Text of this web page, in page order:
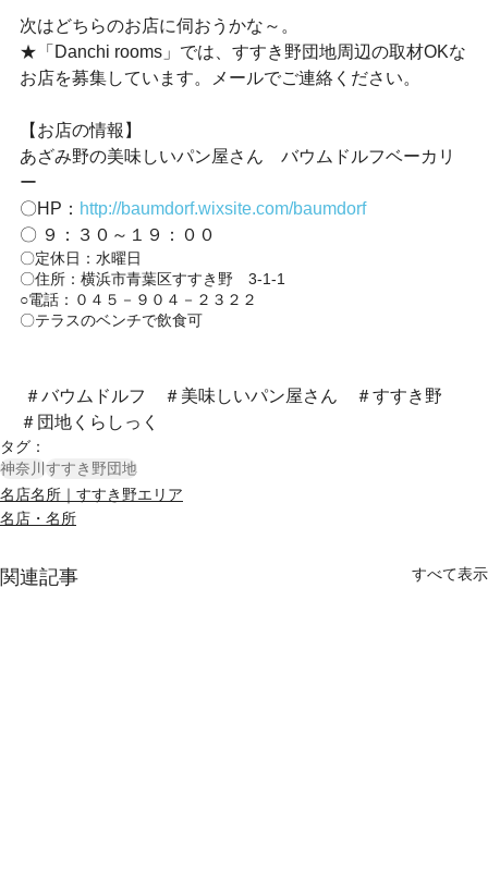
次はどちらのお店に伺おうかな～。
★「Danchi rooms」では、すすき野団地周辺の取材OKな
お店を募集しています。メールでご連絡ください。
【お店の情報】
あざみ野の美味しいパン屋さん　バウムドルフベーカリ
ー
〇HP： http://baumdorf.wixsite.com/baumdorf
〇 ９：３０～１９：００
〇定休日：水曜日
〇住所：横浜市青葉区すすき野　3-1-1
○電話：０４５－９０４－２３２２
〇テラスのベンチで飲食可
＃団地くらしっく
タグ：
神奈川 すすき野団地
名店名所｜すすき野エリア
名店・名所
関連記事 すべて表示